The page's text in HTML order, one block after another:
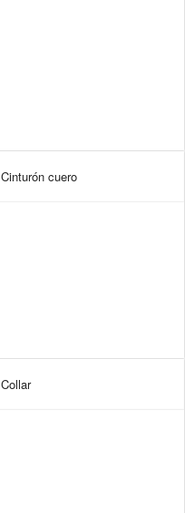
Cinturón cuero
Collar